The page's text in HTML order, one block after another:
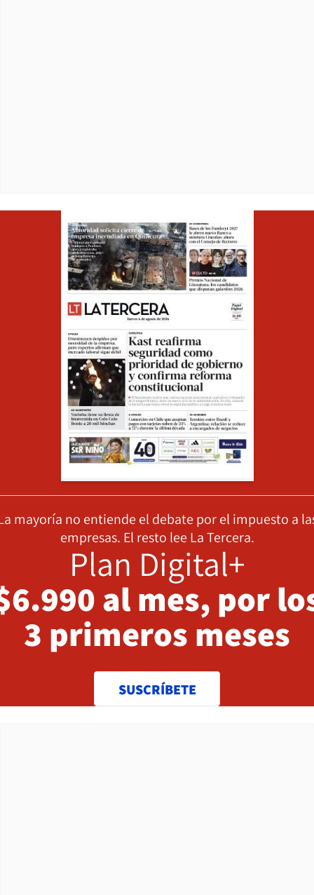
mayoría no entiende el debate por el impuesto a
empresas. El resto lee La Tercera.
Plan Digital+
al mes, por
3 primeros meses
SUSCRÍBETE